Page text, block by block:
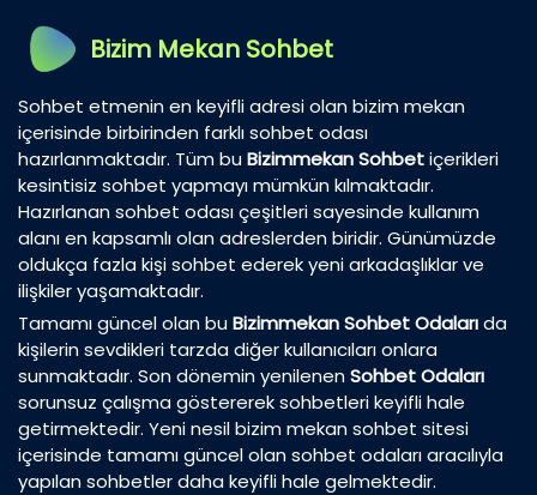
Bizim Mekan Sohbet
Sohbet etmenin en keyifli adresi olan bizim mekan
içerisinde birbirinden farklı sohbet odası
hazırlanmaktadır. Tüm buBizimmekan Sohbetiçerikleri
kesintisiz sohbet yapmayı mümkün kılmaktadır.
Hazırlanan sohbet odası çeşitleri sayesinde kullanım
alanı en kapsamlı olan adreslerden biridir. Günümüzde
oldukça fazla kişi sohbet ederek yeni arkadaşlıklar ve
ilişkiler yaşamaktadır.
Tamamı güncel olan buBizimmekan Sohbet Odalarıda
kişilerin sevdikleri tarzda diğer kullanıcıları onlara
sunmaktadır. Son dönemin yenilenenSohbet Odaları
sorunsuz çalışma göstererek sohbetleri keyifli hale
getirmektedir. Yeni nesil bizim mekan sohbet sitesi
içerisinde tamamı güncel olan sohbet odaları aracılıyla
yapılan sohbetler daha keyifli hale gelmektedir.